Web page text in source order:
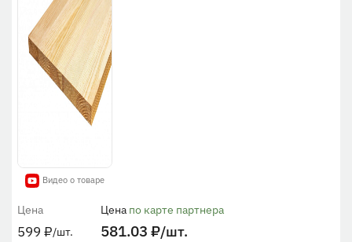
Видео о товаре
Цена
599 ₽/шт.
Цена по карте партнера
581.03 ₽/шт.